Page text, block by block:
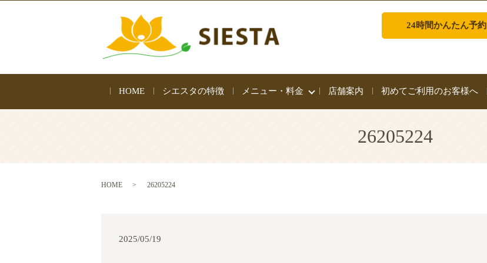
24時間かんたん予約
HOME シエスタの特徴 メニュー・料金 店舗案内 初めてご利用のお客様へ
26205224
HOME 26205224
2025/05/19